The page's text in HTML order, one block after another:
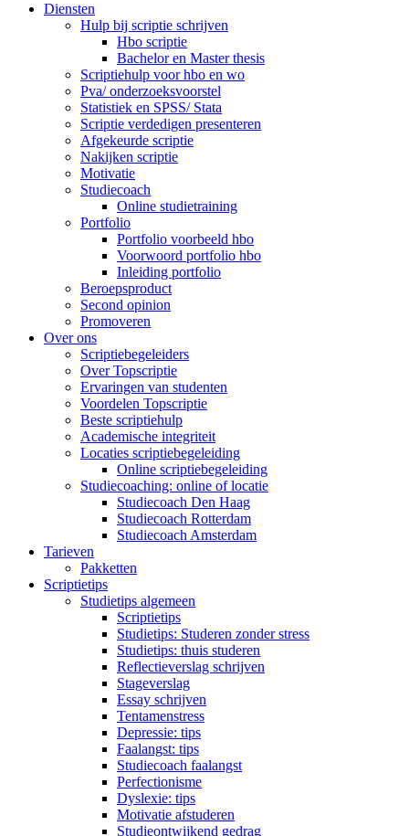
Diensten
Hulp bij scriptie schrijven
Hbo scriptie
Bachelor en Master thesis
Scriptiehulp voor hbo en wo
Pva/ onderzoeksvoorstel
Statistiek en SPSS/ Stata
Scriptie verdedigen presenteren
Afgekeurde scriptie
Nakijken scriptie
Motivatie
Studiecoach
Online studietraining
Portfolio
Portfolio voorbeeld hbo
Voorwoord portfolio hbo
Inleiding portfolio
Beroepsproduct
Second opinion
Promoveren
Over ons
Scriptiebegeleiders
Over Topscriptie
Ervaringen van studenten
Voordelen Topscriptie
Beste scriptiehulp
Academische integriteit
Locaties scriptiebegeleiding
Online scriptiebegeleiding
Studiecoaching: online of locatie
Studiecoach Den Haag
Studiecoach Rotterdam
Studiecoach Amsterdam
Tarieven
Pakketten
Scriptietips
Studietips algemeen
Scriptietips
Studietips: Studeren zonder stress
Studietips: thuis studeren
Reflectieverslag schrijven
Stageverslag
Essay schrijven
Tentamenstress
Depressie: tips
Faalangst: tips
Studiecoach faalangst
Perfectionisme
Dyslexie: tips
Motivatie afstuderen
Studieontwijkend gedrag